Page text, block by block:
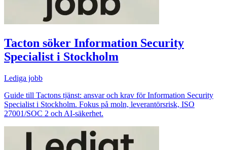
Tacton söker Information Security
Specialist i Stockholm
Lediga jobb
Guide till Tactons tjänst: ansvar och krav för Information Security
Specialist i Stockholm. Fokus på moln, leverantörsrisk, ISO
27001/SOC 2 och AI-säkerhet.